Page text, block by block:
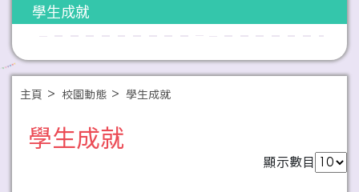
學生成就
主頁 校園動態 學生成就
學生成就
顯示數目